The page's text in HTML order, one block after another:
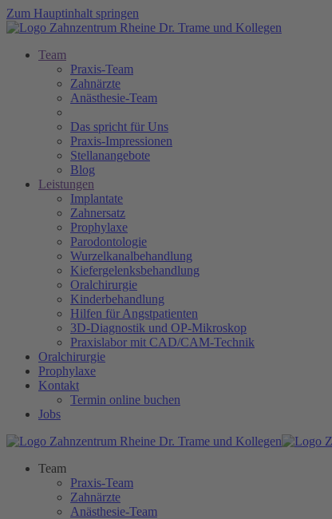
Zum Hauptinhalt springen
Team
Praxis-Team
Zahnärzte
Anästhesie-Team
Das spricht für Uns
Praxis-Impressionen
Stellanangebote
Blog
Leistungen
Implantate
Zahnersatz
Prophylaxe
Parodontologie
Wurzelkanalbehandlung
Kiefergelenksbehandlung
Oralchirurgie
Kinderbehandlung
Hilfen für Angstpatienten
3D-Diagnostik und OP-Mikroskop
Praxislabor mit CAD/CAM-Technik
Oralchirurgie
Prophylaxe
Kontakt
Termin online buchen
Jobs
Team
Praxis-Team
Zahnärzte
Anästhesie-Team